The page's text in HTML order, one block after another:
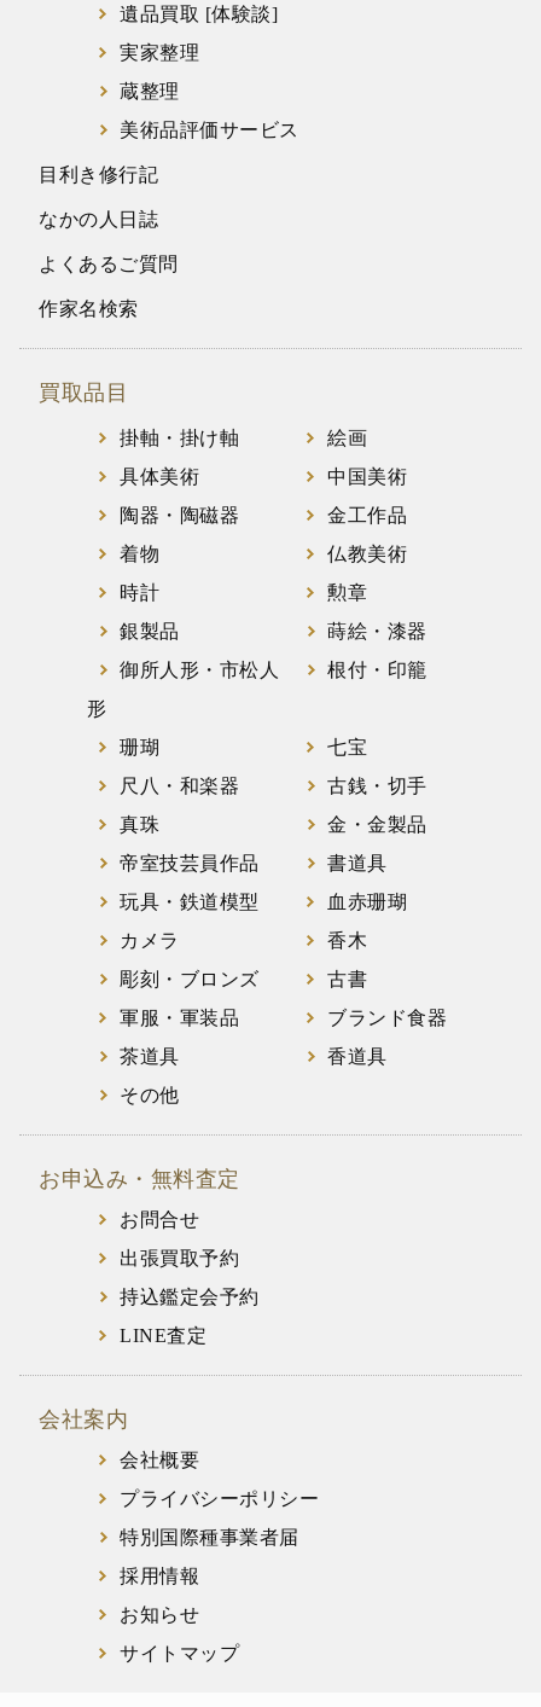
遺品買取 [体験談]
実家整理
蔵整理
美術品評価サービス
目利き修行記
なかの人日誌
よくあるご質問
作家名検索
買取品目
掛軸・掛け軸
絵画
具体美術
中国美術
陶器・陶磁器
金工作品
着物
仏教美術
時計
勲章
銀製品
蒔絵・漆器
御所人形・市松人
形
根付・印籠
珊瑚
七宝
尺八・和楽器
古銭・切手
真珠
金・金製品
帝室技芸員作品
書道具
玩具・鉄道模型
血赤珊瑚
カメラ
香木
彫刻・ブロンズ
古書
軍服・軍装品
ブランド食器
茶道具
香道具
その他
お申込み・無料査定
お問合せ
出張買取予約
持込鑑定会予約
LINE査定
会社案内
会社概要
プライバシーポリシー
特別国際種事業者届
採用情報
お知らせ
サイトマップ